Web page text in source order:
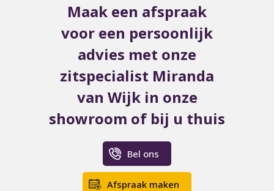
Maak een afspraak
voor een persoonlijk
advies met onze
zitspecialist Miranda
van Wijk in onze
showroom of bij u thuis
Bel ons
Afspraak maken